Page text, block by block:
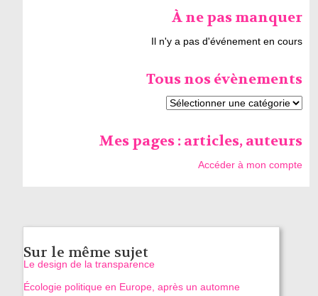
À ne pas manquer
Il n'y a pas d'événement en cours
Tous nos évènements
Mes pages : articles, auteurs
Accéder à mon compte
Sur le même sujet
Le design de la transparence
Écologie politique en Europe, après un automne